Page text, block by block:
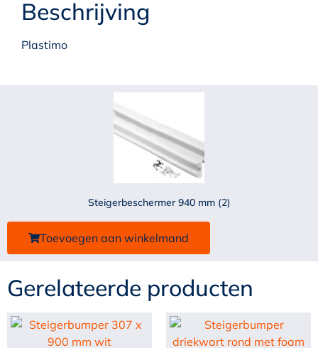
Beschrijving
Plastimo
Steigerbeschermer 940 mm (2)
Toevoegen aan winkelmand
Gerelateerde producten